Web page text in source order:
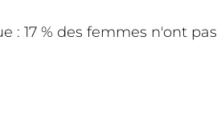
: 17 % des femmes n'ont pas